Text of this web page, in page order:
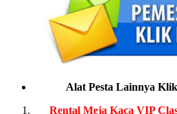
Alat Pesta Lainnya
Rental Meja Kaca VIP